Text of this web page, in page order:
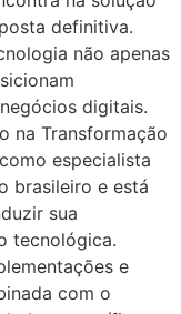
definitiva.
não apenas
digitais.
na Transformação
especialista
brasileiro e está
sua
tecnológica.
e
com o